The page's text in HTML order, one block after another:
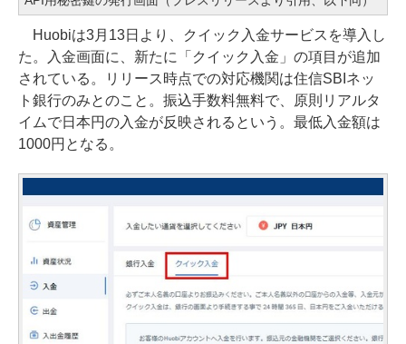
Huobiは3月13日より、クイック入金サービスを導入し
た。入金画面に、新たに「クイック入金」の項目が追加
されている。リリース時点での対応機関は住信SBIネッ
ト銀行のみとのこと。振込手数料無料で、原則リアルタ
イムで日本円の入金が反映されるという。最低入金額は
1000円となる。